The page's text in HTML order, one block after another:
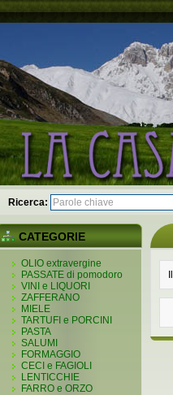
Ricerca:
CATEGORIE
OLIO extravergine
PASSATE di pomodoro
VINI e LIQUORI
ZAFFERANO
MIELE
TARTUFI e PORCINI
PASTA
SALUMI
FORMAGGIO
CECI e FAGIOLI
LENTICCHIE
FARRO e ORZO